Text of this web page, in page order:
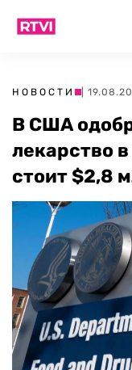
НОВОСТИ |
В США
лекарство
стоит $2,8